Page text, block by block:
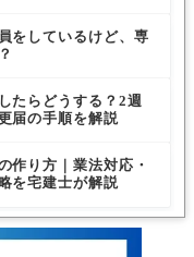
をしているけど、専
たらどうする？2週
届の手順を解説
作り方｜業法対応・
を宅建士が解説